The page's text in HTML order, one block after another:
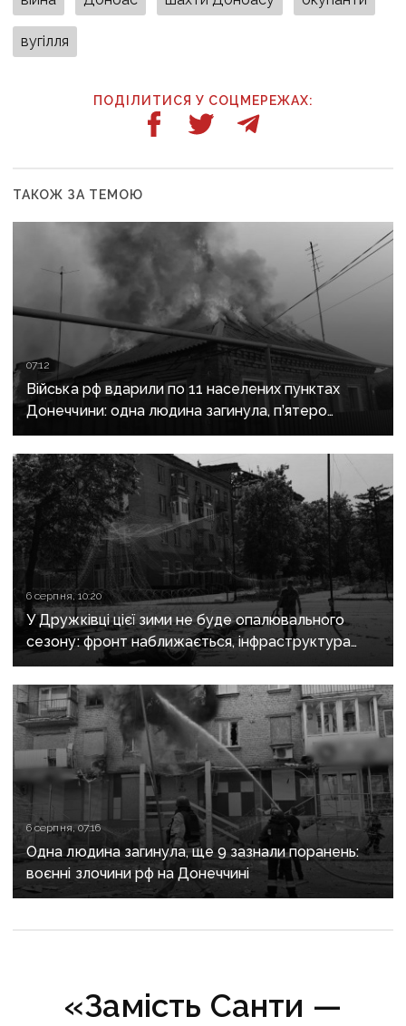
вугілля
ПОДІЛИТИСЯ У СОЦМЕРЕЖАХ:
ТАКОЖ ЗА ТЕМОЮ
07:12
Війська рф вдарили по 11 населених пунктах
Донеччини: одна людина загинула, п’ятеро
поранені
6 серпня, 10:20
У Дружківці цієї зими не буде опалювального
сезону: фронт наближається, інфраструктура
критично зруйнована
6 серпня, 07:16
Одна людина загинула, ще 9 зазнали поранень:
воєнні злочини рф на Донеччині
«Замість Санти —